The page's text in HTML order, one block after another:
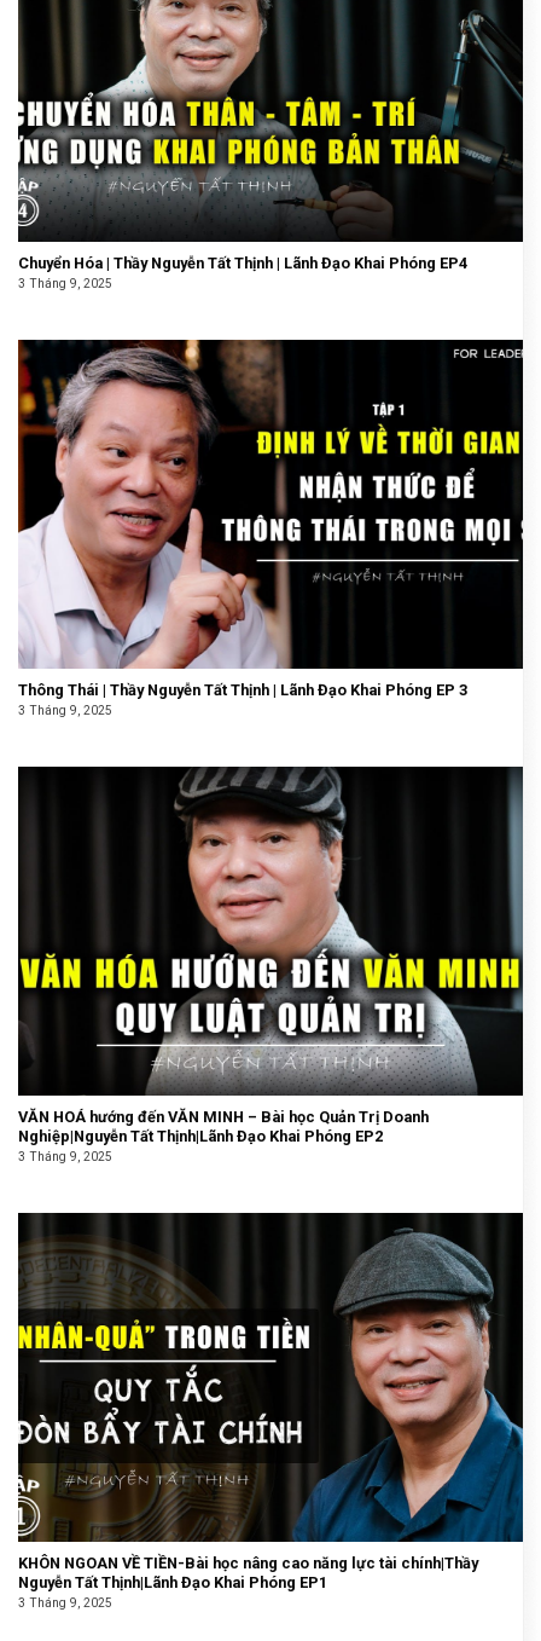
Chuyển Hóa | Thầy Nguyễn Tất Thịnh | Lãnh Đạo Khai Phóng EP4
3 Tháng 9, 2025
Thông Thái | Thầy Nguyễn Tất Thịnh | Lãnh Đạo Khai Phóng EP 3
3 Tháng 9, 2025
VĂN HOÁ hướng đến VĂN MINH – Bài học Quản Trị Doanh
Nghiệp|Nguyễn Tất Thịnh|Lãnh Đạo Khai Phóng EP2
3 Tháng 9, 2025
KHÔN NGOAN VỀ TIỀN-Bài học nâng cao năng lực tài chính|Thầy
Nguyễn Tất Thịnh|Lãnh Đạo Khai Phóng EP1
3 Tháng 9, 2025